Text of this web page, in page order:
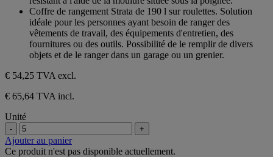
Coffre de rangement Strata de 190 l sur roulettes. Solution
idéale pour les personnes ayant besoin de ranger des
vêtements de travail, des équipements d'entretien, des
fournitures ou des outils. Possibilité de le remplir de divers
objets et de le ranger dans un garage ou un grenier.
€ 54,25 TVA excl.
€ 65,64 TVA incl.
Unité
- +
Ajouter au panier
Ce produit n'est pas disponible actuellement.